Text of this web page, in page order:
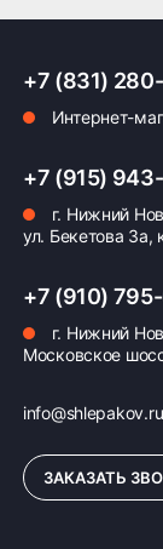
История и
Первая
адаптацией
Оплата
Возможна
также
+7 (831)
Интернет-
+7 (915)
г. Нижний
ул. Бекетова 3а,
+7 (910)
г. Нижний
Московское
info@shlepakov.ru
ЗАКАЗАТЬ